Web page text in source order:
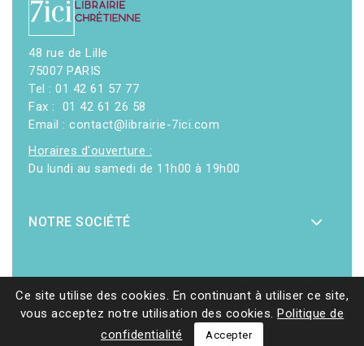
48 rue de Lille
75007 PARIS
Tel : 01 42 61 57 77
Fax : 01 42 61 26 58
Email : contact@librairie-7ici.com
Horaires d'ouverture :
Du lundi au samedi de 11h00 à 19h00
NOTRE SOCIÉTÉ
Ce site utilise des cookies. En continuant à utiliser ce site,
vous acceptez notre utilisation des cookies. Politique de
confidentialité
Accepter
© 2026 - Librairie 7ici |Site web réalisé par Ethicweb